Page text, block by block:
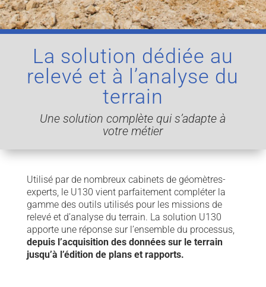
La solution dédiée au
relevé et à l’analyse du
terrain
Une solution complète qui s’adapte à
votre métier
Utilisé par de nombreux cabinets de géomètres-
experts, le U130 vient parfaitement compléter la
gamme des outils utilisés pour les missions de
relevé et d’analyse du terrain. La solution U130
apporte une réponse sur l’ensemble du processus,
depuis l’acquisition des données sur le terrain
jusqu’à l’édition de plans et rapports.